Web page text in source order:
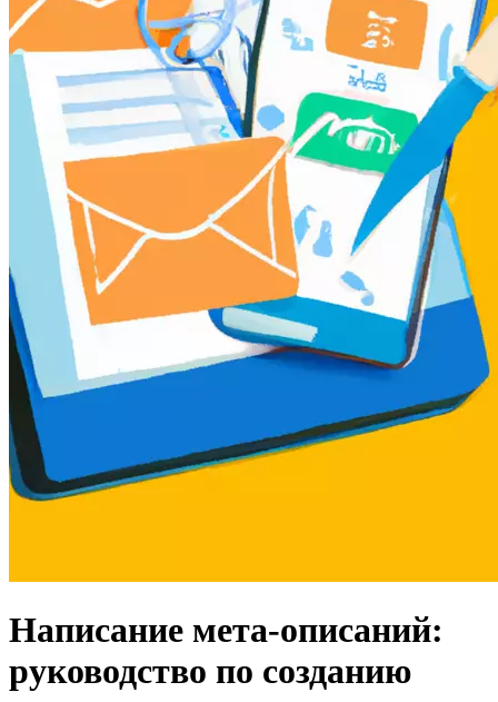
Написание мета-описаний:
руководство по созданию